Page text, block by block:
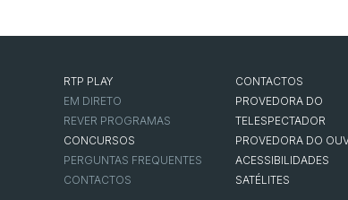
RTP PLAY
EM DIRETO
REVER PROGRAMAS
CONCURSOS
PERGUNTAS FREQUENTES
CONTACTOS
CONTACTOS
PROVEDORA DO
TELESPECTADOR
PROVEDORA DO
ACESSIBILIDADES
SATÉLITES